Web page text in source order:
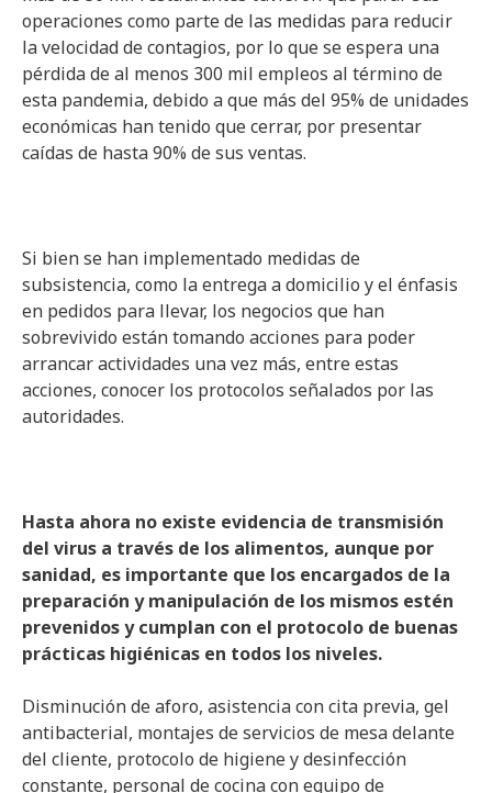
operaciones como parte de las medidas para reducir
la velocidad de contagios, por lo que se espera una
pérdida de al menos 300 mil empleos al término de
esta pandemia, debido a que más del 95% de unidades
económicas han tenido que cerrar, por presentar
caídas de hasta 90% de sus ventas.
Si bien se han implementado medidas de
subsistencia, como la entrega a domicilio y el énfasis
en pedidos para llevar, los negocios que han
sobrevivido están tomando acciones para poder
arrancar actividades una vez más, entre estas
acciones, conocer los protocolos señalados por las
autoridades.
Hasta ahora no existe evidencia de transmisión
del virus a través de los alimentos, aunque por
sanidad, es importante que los encargados de la
preparación y manipulación de los mismos estén
prevenidos y cumplan con el protocolo de buenas
prácticas higiénicas en todos los niveles.
Disminución de aforo, asistencia con cita previa, gel
antibacterial, montajes de servicios de mesa delante
del cliente, protocolo de higiene y desinfección
constante, personal de cocina con equipo de